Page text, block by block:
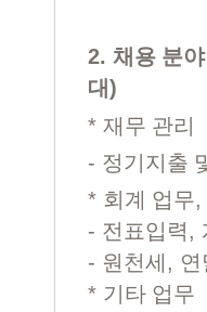
2.채용 분야
대)
* 재무 관리
- 정기지출
* 회계 업무,
- 전표입력 ,
- 원천세 ,
* 기타 업무